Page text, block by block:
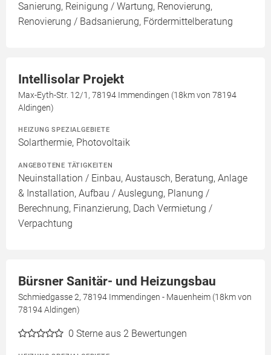
Sanierung, Reinigung / Wartung, Renovierung,
Renovierung / Badsanierung, Fördermittelberatung
Intellisolar Projekt
Max-Eyth-Str. 12/1, 78194 Immendingen (18km von 78194
Aldingen)
HEIZUNG SPEZIALGEBIETE
Solarthermie, Photovoltaik
ANGEBOTENE TÄTIGKEITEN
Neuinstallation / Einbau, Austausch, Beratung, Anlage
& Installation, Aufbau / Auslegung, Planung /
Berechnung, Finanzierung, Dach Vermietung /
Verpachtung
Bürsner Sanitär- und Heizungsbau
Schmiedgasse 2, 78194 Immendingen - Mauenheim (18km von
78194 Aldingen)
0 Sterne aus 2 Bewertungen